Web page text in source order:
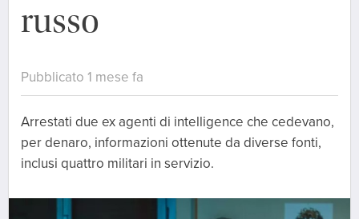
russo
Pubblicato 1 mese fa
Arrestati due ex agenti di intelligence che cedevano,
per denaro, informazioni ottenute da diverse fonti,
inclusi quattro militari in servizio.